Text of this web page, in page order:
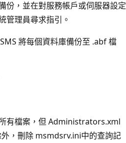
份，並在對服務帳戶或伺服器設定
管理員尋求指引。
將每個資料庫備份至 .abf 檔
有檔案，但 Administrators.xml
，刪除 msmdsrv.ini中的查詢記